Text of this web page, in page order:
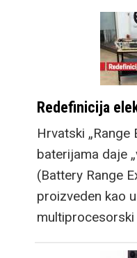
Redefinicija
Hrvatski „Range
baterijama daje
(Battery Range
proizveden kao